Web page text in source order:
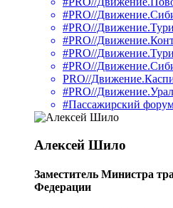
#PRO//
#PRO//
#PRO//
#PRO//
#PRO//
PRO//
#PRO//
#Пассажирский
Алексей Шило
Заместитель Министра
Федерации